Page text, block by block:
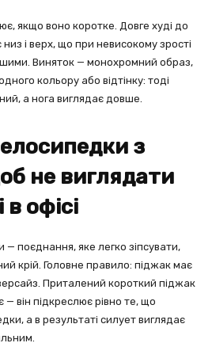
якщо воно коротке. Довге худі до
низ і верх, що при невисокому зрості
Виняток — монохромний образ,
кольору або відтінку: тоді
а нога виглядає довше.
з
не виглядати
офісі
— поєднання, яке легко зіпсувати,
крій. Головне правило: піджак має
Приталений короткий піджак
він підкреслює рівно те, що
а в результаті силует виглядає